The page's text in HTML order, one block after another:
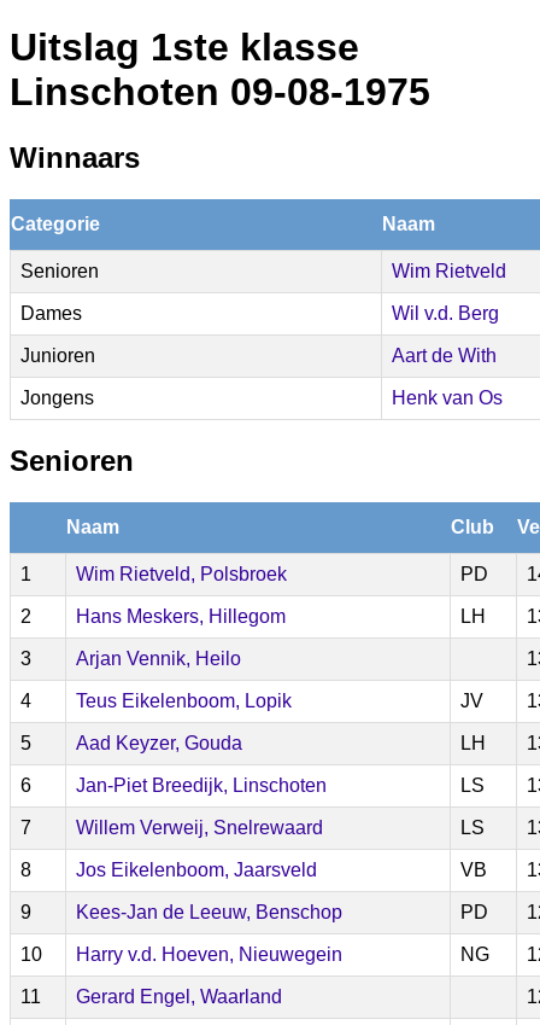
Uitslag 1ste klasse
Linschoten 09-08-1975
Winnaars
Categorie Naam
Senioren Wim Rietveld
Dames Wil v.d. Berg
Junioren Aart de With
Jongens Henk van Os
Senioren
Naam Club
1 Wim Rietveld, Polsbroek PD
2 Hans Meskers, Hillegom LH
3 Arjan Vennik, Heilo
4 Teus Eikelenboom, Lopik JV
5 Aad Keyzer, Gouda LH
6 Jan-Piet Breedijk, Linschoten LS
7 Willem Verweij, Snelrewaard LS
8 Jos Eikelenboom, Jaarsveld VB
9 Kees-Jan de Leeuw, Benschop PD
10 Harry v.d. Hoeven, Nieuwegein NG
11 Gerard Engel, Waarland